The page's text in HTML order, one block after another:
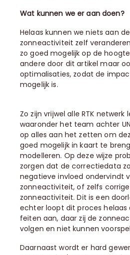
Wat kunnen we er aan doen?
Helaas kunnen we niets aan
zonneactiviteit zelf
zo goed mogelijk op de
andere door dit artikel maar
optimalisaties, zodat de
mogelijk is.
Zo zijn vrijwel alle RTK netwerk
waaronder het team achter
op alles aan het zetten om
goed mogelijk in kaart te
modelleren. Op deze wijze
zorgen dat de correctiedata
negatieve invloed ondervindt
zonneactiviteit, of zelfs
zonneactiviteit. Dit is een
echter loopt dit proces helaas
feiten aan, daar zij de
volgen en niet kunnen
Daarnaast wordt er hard